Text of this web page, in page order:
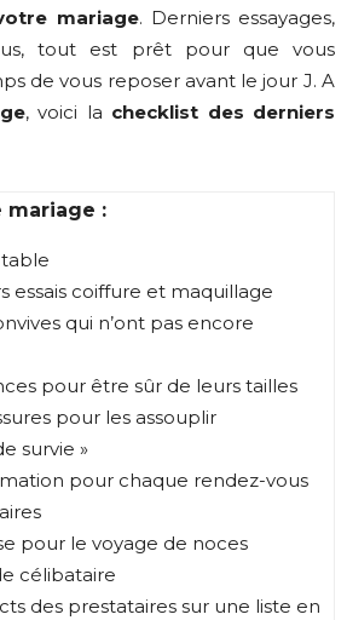
mariage. Derniers essayages,
tout est prêt pour que vous
de vous reposer avant le jour J. A
, voici la checklist des derniers
mariage :
essais coiffure et maquillage
qui n’ont pas encore
pour être sûr de leurs tailles
pour les assouplir
survie »
pour chaque rendez-vous
pour le voyage de noces
célibataire
des prestataires sur une liste en